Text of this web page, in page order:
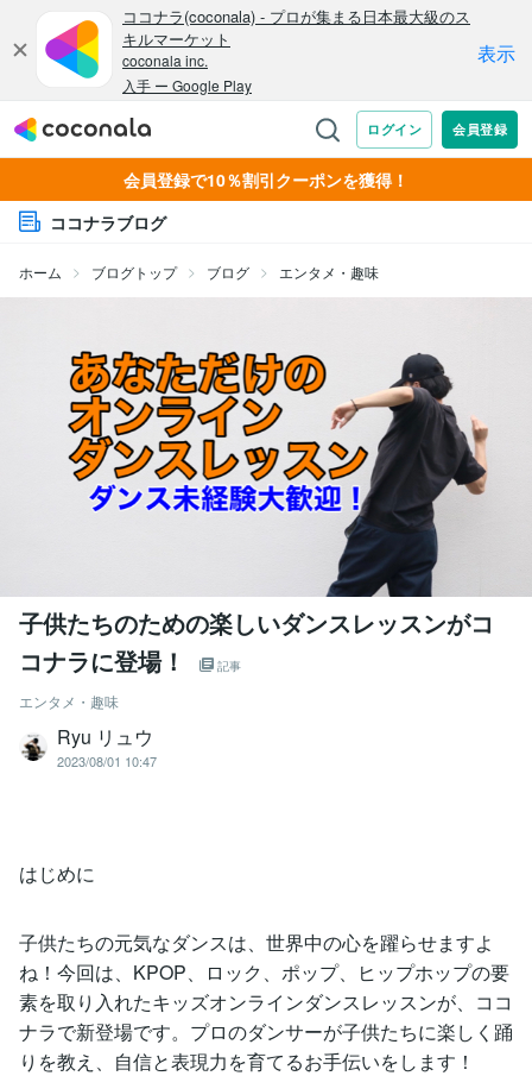
会員登録で10％割引クーポンを獲得！
ココナラブログ
ホーム ブログトップ ブログ エンタメ・趣味
子供たちのための楽しいダンスレッスンがコ
コナラに登場！
記事
エンタメ・趣味
Ryu リュウ
2023/08/01 10:47
はじめに
子供たちの元気なダンスは、世界中の心を躍らせますよ
ね！今回は、KPOP、ロック、ポップ、ヒップホップの要
素を取り入れたキッズオンラインダンスレッスンが、ココ
ナラで新登場です。プロのダンサーが子供たちに楽しく踊
りを教え、自信と表現力を育てるお手伝いをします！